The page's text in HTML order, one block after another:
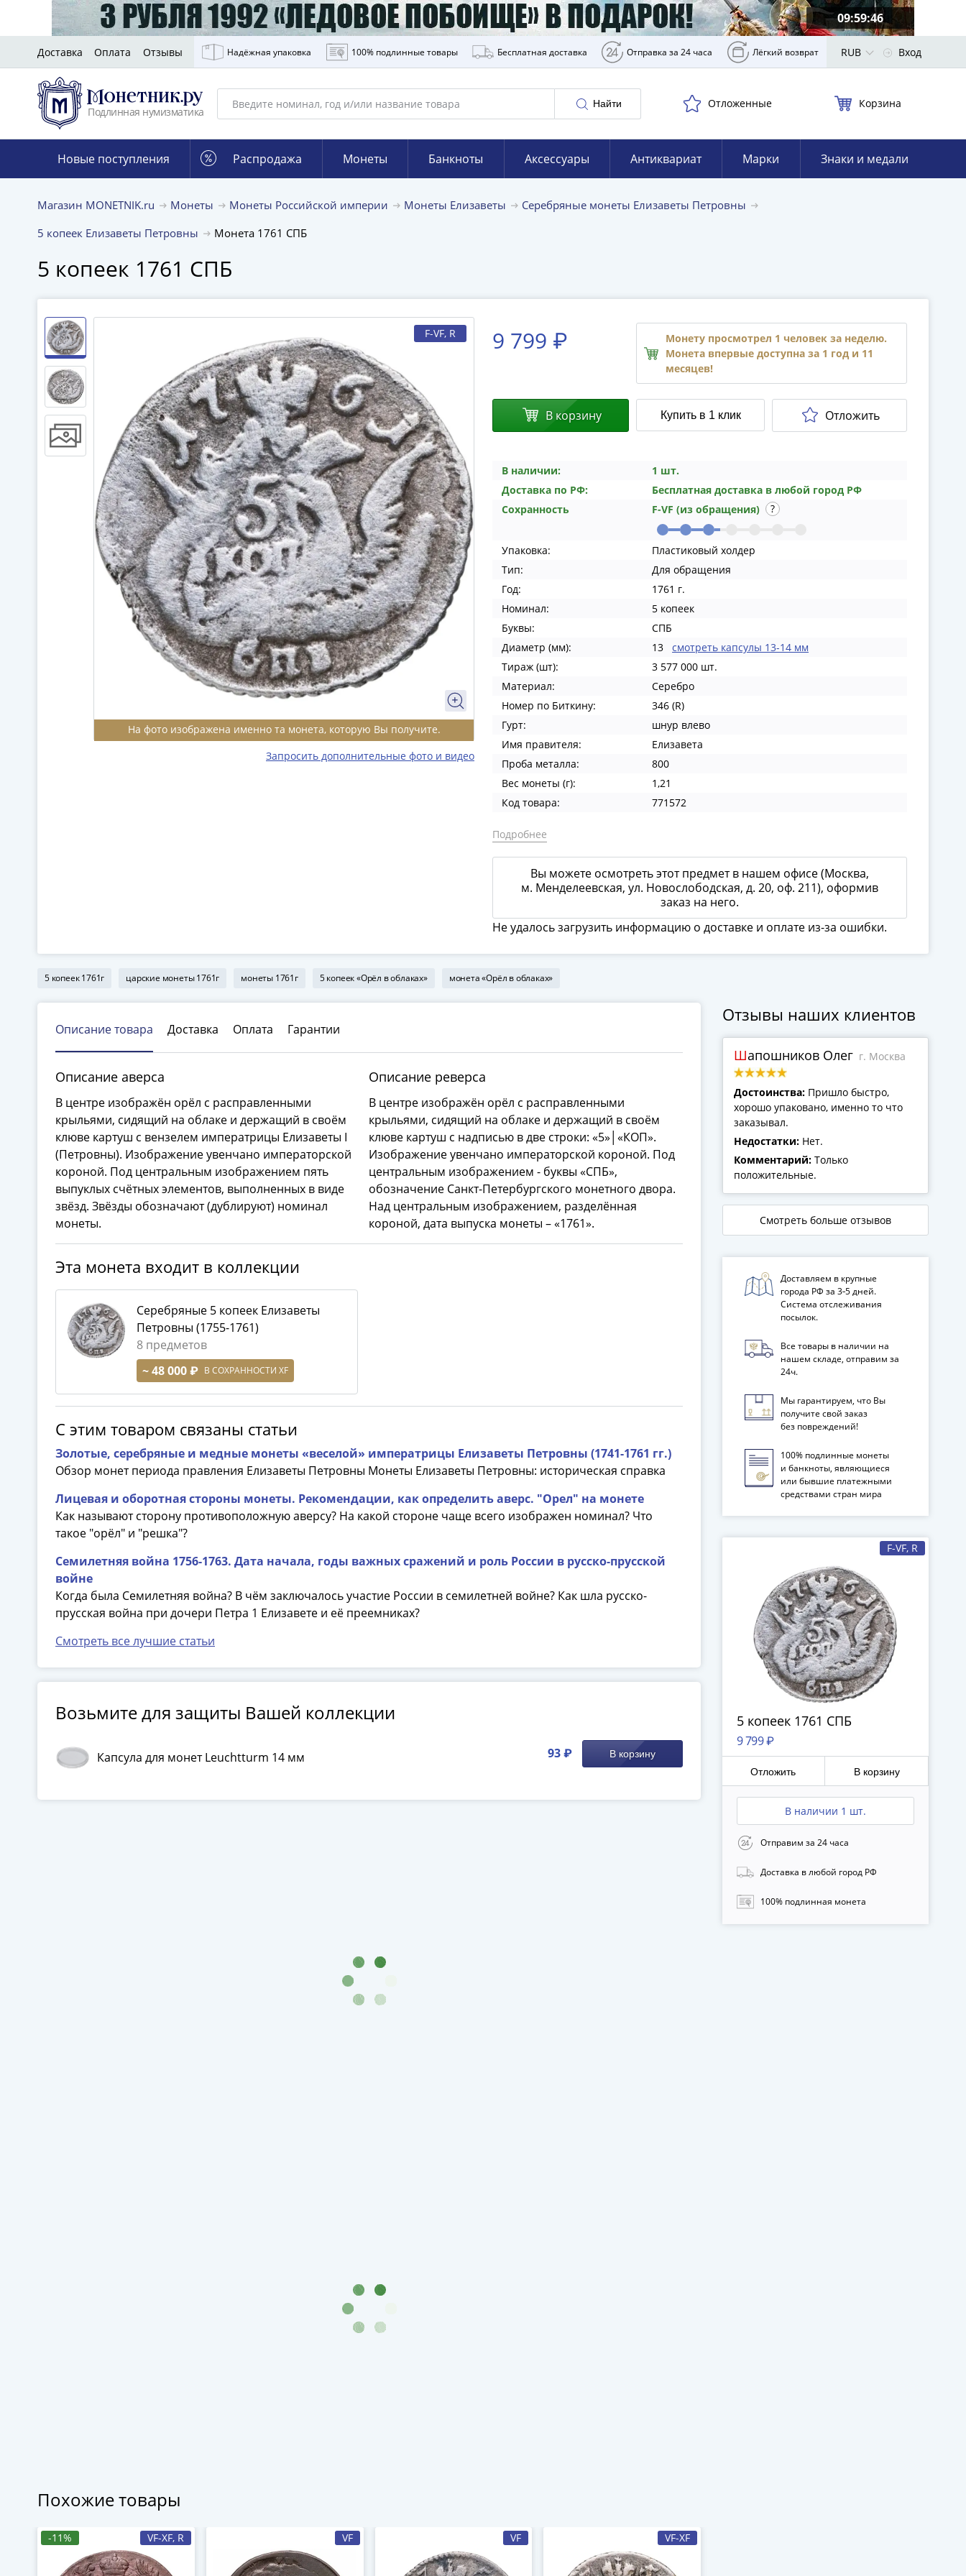
09:59:45
Доставка Оплата Отзывы Надёжная упаковка 100% подлинные товары Бесплатная доставка Отправка за 24 часа Лёгкий возврат RUB Вход
Подлинная нумизматика
Найти Отложенные Корзина
Новые поступления Распродажа Монеты Банкноты Аксессуары Антиквариат Марки Знаки и медали
Магазин MONETNIK.ru Монеты Монеты Российской империи Монеты Елизаветы
Серебряные монеты Елизаветы Петровны
5 копеек Елизаветы Петровны
Монета 1761 СПБ
5 копеек 1761 СПБ
F-VF, R
На фото изображена именно та монета, которую Вы получите.
Запросить дополнительные фото и видео
9 799 ₽
Монету просмотрел 1 человек за неделю.
Монета впервые доступна за 1 год и 11
месяцев!
В наличии:
1 шт.
Доставка по РФ:
Бесплатная доставка в любой город РФ
Сохранность
F-VF (из обращения)
Упаковка:
Пластиковый холдер
Тип:
Для обращения
Год:
1761 г.
Номинал:
5 копеек
Буквы:
СПБ
Диаметр (мм):
13
смотреть капсулы 13-14 мм
Тираж (шт):
3 577 000 шт.
Материал:
Серебро
Номер по Биткину:
346 (R)
Гурт:
шнур влево
Имя правителя:
Елизавета
Проба металла:
800
Вес монеты (г):
1,21
Код товара:
771572
Подробнее
В корзину Купить в 1 клик Отложить
Вы можете осмотреть этот предмет в нашем офисе (Москва,
м. Менделеевская, ул. Новослободская, д. 20, оф. 211), оформив
заказ на него.
Не удалось загрузить информацию о доставке и оплате из-за ошибки.
5 копеек 1761г царские монеты 1761г монеты 1761г 5 копеек «Орёл в облаках» монета «Орёл в облаках»
Описание товара Доставка Оплата Гарантии
Описание аверса
В центре изображён орёл с расправленными
крыльями, сидящий на облаке и держащий в своём
клюве картуш с вензелем императрицы Елизаветы I
(Петровны). Изображение увенчано императорской
короной. Под центральным изображением пять
выпуклых счётных элементов, выполненных в виде
звёзд. Звёзды обозначают (дублируют) номинал
монеты.
Описание реверса
В центре изображён орёл с расправленными
крыльями, сидящий на облаке и держащий в своём
клюве картуш с надписью в две строки: «5»│«КОП».
Изображение увенчано императорской короной. Под
центральным изображением - буквы «СПБ»,
обозначение Санкт-Петербургского монетного двора.
Над центральным изображением, разделённая
короной, дата выпуска монеты – «1761».
Эта монета входит в коллекции
Серебряные 5 копеек Елизаветы
Петровны (1755-1761)
8 предметов
~ 48 000 ₽ В СОХРАННОСТИ XF
С этим товаром связаны статьи
Золотые, серебряные и медные монеты «веселой» императрицы Елизаветы Петровны (1741-1761 гг.)
Обзор монет периода правления Елизаветы Петровны Монеты Елизаветы Петровны: историческая справка
Лицевая и оборотная стороны монеты. Рекомендации, как определить аверс. "Орел" на монете
Как называют сторону противоположную аверсу? На какой стороне чаще всего изображен номинал? Что
такое "орёл" и "решка"?
Семилетняя война 1756-1763. Дата начала, годы важных сражений и роль России в русско-прусской
войне
Когда была Семилетняя война? В чём заключалось участие России в семилетней войне? Как шла русско-
прусская война при дочери Петра 1 Елизавете и её преемниках?
Смотреть все лучшие статьи
Возьмите для защиты Вашей коллекции
Капсула для монет Leuchtturm 14 мм 93 ₽ В корзину
Похожие товары
-11% VF-XF, R VF VF VF-XF
Отзывы наших клиентов
Шапошников Олег г. Москва
Достоинства: Пришло быстро,
хорошо упаковано, именно то что
заказывал.
Недостатки: Нет.
Комментарий: Только
положительные.
Смотреть больше отзывов
Доставляем в крупные
города РФ за 3‑5 дней.
Система отслеживания
посылок.
Все товары в наличии на
нашем складе, отправим за
24ч.
Мы гарантируем, что Вы
получите свой заказ
без повреждений!
100% подлинные монеты
и банкноты, являющиеся
или бывшие платежными
средствами стран мира
F-VF, R
5 копеек 1761 СПБ
9 799 ₽
Отложить В корзину
В наличии 1 шт.
Отправим за 24 часа
Доставка в любой город РФ
100% подлинная монета